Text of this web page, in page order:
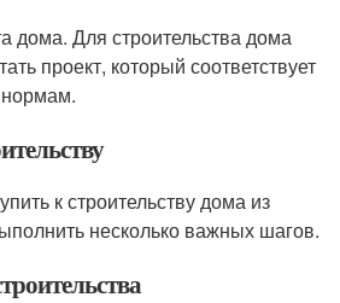
дома. Для строительства дома
проект, который соответствует
к строительству дома из
несколько важных шагов.